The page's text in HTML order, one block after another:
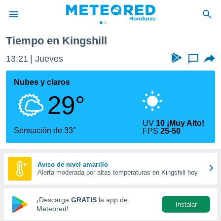
de
ha sido
calidad.
a este
las
y
forma
digital
basada
Tiempo en Kingshill
13:22 Jueves ...
Nubes y claros
29°
Sensación de 33°
UV 10 ¡Muy Alto!
FPS25-50
Aviso de nivel amarillo
Alerta moderada por altas temperaturas en Kingshill hoy
¡Descarga GRATIS la app de
Meteored!
Instalar